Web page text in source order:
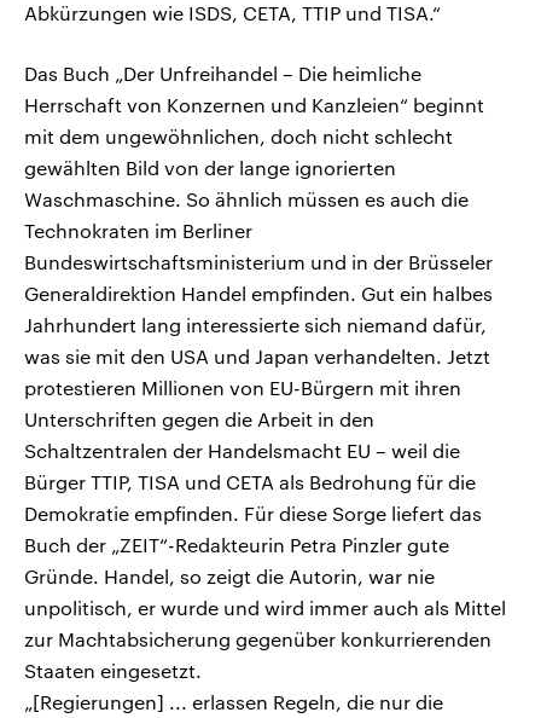
Abkürzungen wie ISDS, CETA, TTIP und TISA.“
Das Buch „Der Unfreihandel – Die heimliche
Herrschaft von Konzernen und Kanzleien“ beginnt
mit dem ungewöhnlichen, doch nicht schlecht
gewählten Bild von der lange ignorierten
Waschmaschine. So ähnlich müssen es auch die
Technokraten im Berliner
Bundeswirtschaftsministerium und in der Brüsseler
Generaldirektion Handel empfinden. Gut ein halbes
Jahrhundert lang interessierte sich niemand dafür,
was sie mit den USA und Japan verhandelten. Jetzt
protestieren Millionen von EU-Bürgern mit ihren
Unterschriften gegen die Arbeit in den
Schaltzentralen der Handelsmacht EU – weil die
Bürger TTIP, TISA und CETA als Bedrohung für die
Demokratie empfinden. Für diese Sorge liefert das
Buch der „ZEIT“-Redakteurin Petra Pinzler gute
Gründe. Handel, so zeigt die Autorin, war nie
unpolitisch, er wurde und wird immer auch als Mittel
zur Machtabsicherung gegenüber konkurrierenden
Staaten eingesetzt.
„[Regierungen] ... erlassen Regeln, die nur die